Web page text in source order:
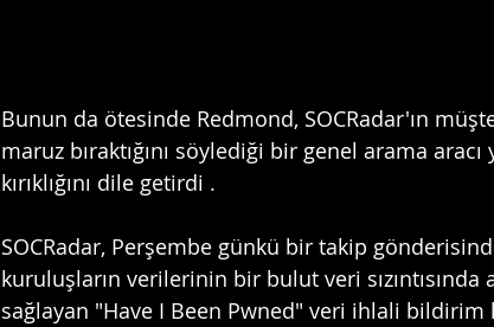
Bunun da ötesinde Redmond, SOCRadar'ın
maruz bıraktığını söylediği bir genel arama
kırıklığını dile getirdi .
SOCRadar, Perşembe günkü bir takip
kuruluşların verilerinin bir bulut veri sızıntısında
sağlayan "Have I Been Pwned" veri ihlali